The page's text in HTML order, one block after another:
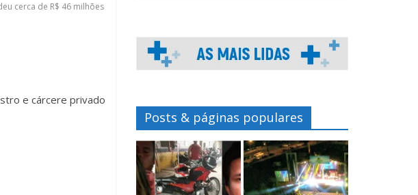
cerca de R$ 46 milhões
e cárcere privado
Posts & páginas populares